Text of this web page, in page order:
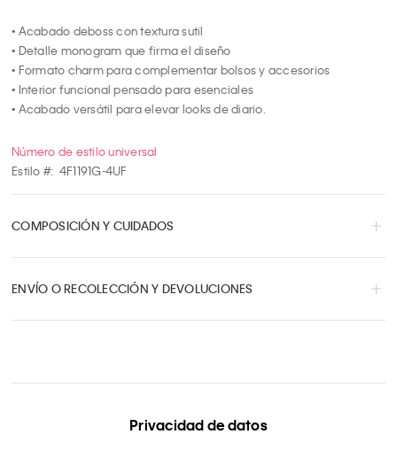
10
• Acabado deboss con textura sutil
• Detalle monogram que firma el diseño
• Formato charm para complementar bolsos y accesorios
• Interior funcional pensado para esenciales
• Acabado versátil para elevar looks de diario.
Número de estilo universal
Estilo #: 4F1191G-4UF
COMPOSICIÓN Y CUIDADOS
ENVÍO O RECOLECCIÓN Y DEVOLUCIONES
Privacidad de datos